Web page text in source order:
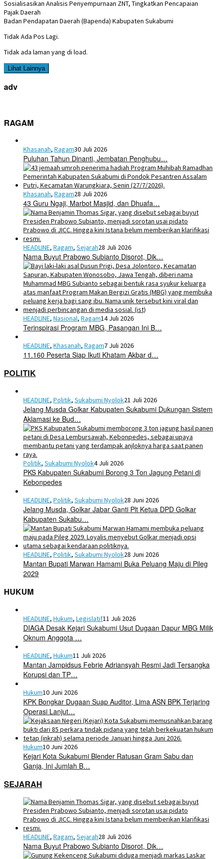
Sosialisasikan Analisis Penyempurnaan ZNT, Tingkatkan Pencapaian
Pajak Daerah
Badan Pendapatan Daerah (Bapenda) Kabupaten Sukabumi
Tidak Ada Pos Lagi.
Tidak ada laman yang di load.
Lihat Lainnya
adv
RAGAM
Khasanah, Ragam30 Juli 2026
Puluhan Tahun Dinanti, Jembatan Penghubu…
Khasanah, Ragam28 Juli 2026
43 Guru Ngaji, Marbot Masjid, dan Dhuafa…
HEADLINE, Ragam, Sejarah28 Juli 2026
Nama Buyut Prabowo Subianto Disorot, Dik…
HEADLINE, Nasional, Ragam14 Juli 2026
Terinspirasi Program MBG, Pasangan Ini B…
HEADLINE, Khasanah, Ragam7 Juli 2026
11.160 Peserta Siap Ikuti Khatam Akbar d…
POLITIK
HEADLINE, Politik, Sukabumi Nyolok21 Juli 2026
Jelang Musda Golkar Kabupaten Sukabumi Dukungan Sistem
Aklamasi ke Bud…
Politik, Sukabumi Nyolok4 Juli 2026
PKS Kabupaten Sukabumi Borong 3 Ton Jagung Petani di
Kebonpedes
HEADLINE, Politik, Sukabumi Nyolok28 Juni 2026
Jelang Musda, Golkar Jabar Ganti Plt Ketua DPD Golkar
Kabupaten Sukabu…
HEADLINE, Politik, Sukabumi Nyolok28 Juni 2026
Mantan Bupati Marwan Hamami Buka Peluang Maju di Pileg
2029
HUKUM
HEADLINE, Hukum, Legislatif11 Juli 2026
DIAGA Desak Kejari Sukabumi Usut Dugaan Dapur MBG Milik
Oknum Anggota …
HEADLINE, Hukum11 Juli 2026
Mantan Jampidsus Febrie Adriansyah Resmi Jadi Tersangka
Korupsi dan TP…
Hukum10 Juni 2026
KPK Bongkar Dugaan Suap Auditor, Lima ASN BPK Terjaring
Operasi Lanjut…
Hukum10 Juni 2026
Kejari Kota Sukabumi Blender Ratusan Gram Sabu dan
Ganja, Ini Jumlah B…
SEJARAH
HEADLINE, Ragam, Sejarah28 Juli 2026
Nama Buyut Prabowo Subianto Disorot, Dik…